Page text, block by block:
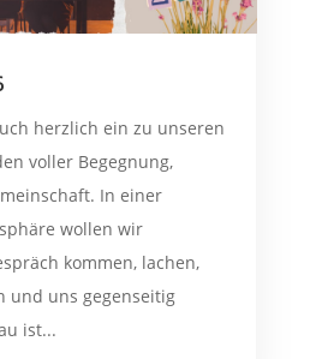
herzlich ein zu unseren
voller Begegnung,
In einer
wollen wir
kommen, lachen,
und uns gegenseitig
ist...